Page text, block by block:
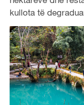
kullota të